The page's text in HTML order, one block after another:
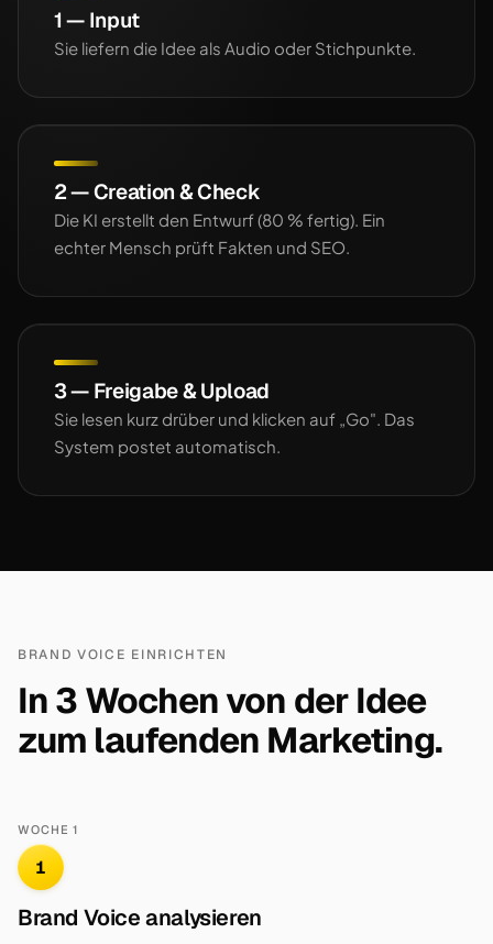
1 — Input
Sie liefern die Idee als Audio oder Stichpunkte.
2 — Creation & Check
Die KI erstellt den Entwurf (80 % fertig). Ein
echter Mensch prüft Fakten und SEO.
3 — Freigabe & Upload
Sie lesen kurz drüber und klicken auf „Go". Das
System postet automatisch.
BRAND VOICE EINRICHTEN
In 3 Wochen von der Idee
zum laufenden Marketing.
WOCHE 1
1
Brand Voice analysieren